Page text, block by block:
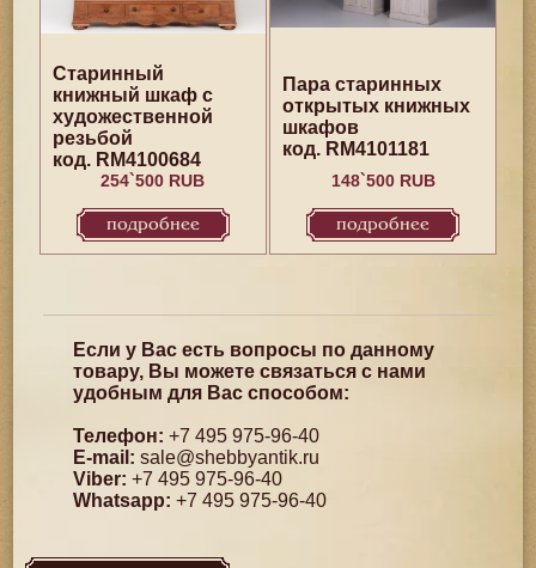
Старинный
книжный шкаф с
художественной
резьбой
код. RM4100684
254`500 RUB
подробнее
Пара старинных
открытых книжных
шкафов
код. RM4101181
148`500 RUB
подробнее
Если у Вас есть вопросы по данному
товару, Вы можете связаться с нами
удобным для Вас способом:
Телефон: +7 495 975-96-40
E-mail: sale@shebbyantik.ru
Viber: +7 495 975-96-40
Whatsapp: +7 495 975-96-40